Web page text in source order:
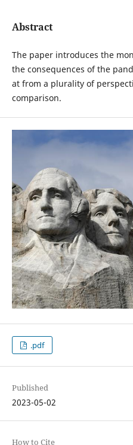
Abstract
The paper introduces the
the consequences of the
at from a plurality of
comparison.
.pdf
Published
2023-05-02
How to Cite